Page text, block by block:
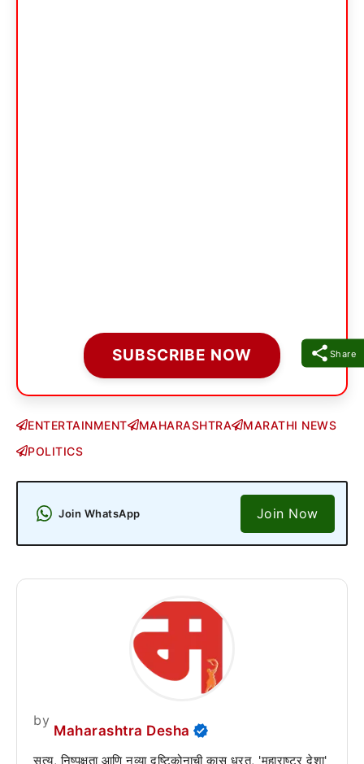
Share
SUBSCRIBE NOW
ENTERTAINMENT MAHARASHTRA
MARATHI NEWS
POLITICS
Join WhatsApp Join Now
by
Maharashtra Desha
सत्य, निष्पक्षता आणि नव्या दृष्टिकोनाची कास धरत, 'महाराष्ट्र देशा'